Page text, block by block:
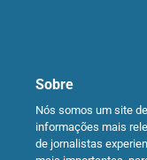
Sobre
Nós somos um site
informações mais
de jornalistas